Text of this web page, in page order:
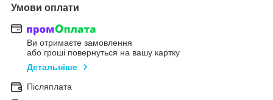
Умови оплати
Ви отримаєте замовлення
або гроші повернуться на вашу картку
Детальніше
Післяплата